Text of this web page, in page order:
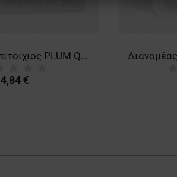
Διανομέας επιτοίχιος PLUM QUICKFIX SOLO
4,84 €